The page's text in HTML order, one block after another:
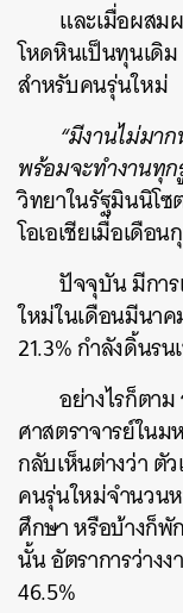
และเมื่อผสม
โหดหินเป็นทุนเดิม
สำหรับคนรุ่นใหม่
“มีงานไม่มา
พร้อมจะทำงานทุ
วิทยาในรัฐมินนิโ
โอเอเชียเมื่อเดือ
ปัจจุบัน มีการ
ใหม่ในเดือนมีนาค
21.3% กำลังดิ้นร
อย่างไรก็ตา
ศาสตราจารย์ใน
กลับเห็นต่างว่า ตั
คนรุ่นใหม่จำนวน
ศึกษา หรือบ้างก็พั
นั้น อัตราการว่าง
46.5%